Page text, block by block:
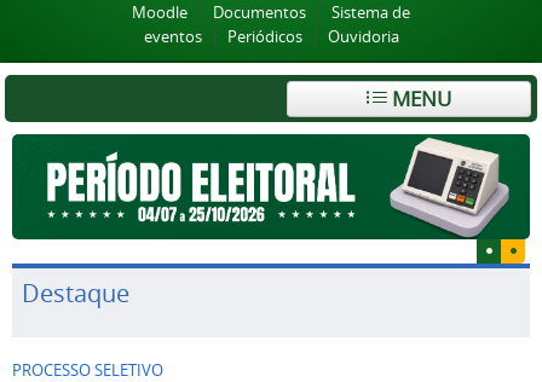
Moodle
Documentos
Sistema de
eventos
Periódicos Ouvidoria
MENU
Destaque
PROCESSO SELETIVO